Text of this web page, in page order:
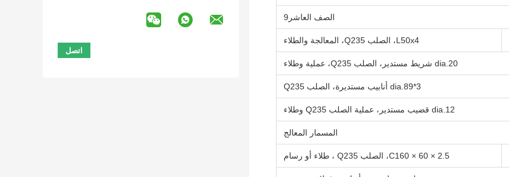
الصف العاشر9
L50x4، الصلب Q235، المعالجة والطلاء
dia.20 شريط مستدير، الصلب Q235، عملية وطلاء
dia.89*3 أنابيب مستديرة، الصلب Q235
dia.12 قضيب مستدير، عملية الصلب Q235 وطلاء
المسمار المعالج
C160 × 60 × 2.5، الصلب Q235 ، طلاء أو رسام